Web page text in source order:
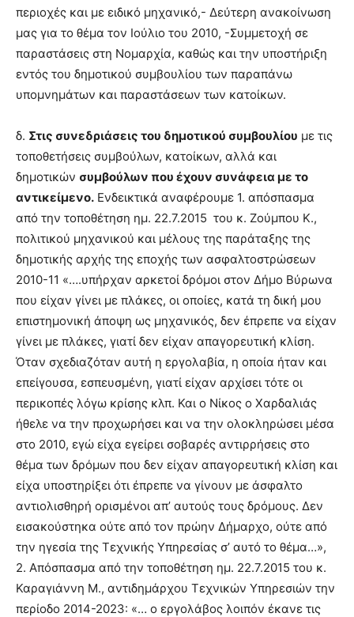
περιοχές και με ειδικό μηχανικό,- Δεύτερη ανακοίνωση
μας για το θέμα τον Ιούλιο του 2010, -Συμμετοχή σε
παραστάσεις στη Νομαρχία, καθώς και την υποστήριξη
εντός του δημοτικού συμβουλίου των παραπάνω
υπομνημάτων και παραστάσεων των κατοίκων.
δ. Στις συνεδριάσεις του δημοτικού συμβουλίου με τις
τοποθετήσεις συμβούλων, κατοίκων, αλλά και
δημοτικών συμβούλων που έχουν συνάφεια με το
αντικείμενο. Ενδεικτικά αναφέρουμε 1. απόσπασμα
από την τοποθέτηση ημ. 22.7.2015 του κ. Ζούμπου Κ.,
πολιτικού μηχανικού και μέλους της παράταξης της
δημοτικής αρχής της εποχής των ασφαλτοστρώσεων
2010-11 «….υπήρχαν αρκετοί δρόμοι στον Δήμο Βύρωνα
που είχαν γίνει με πλάκες, οι οποίες, κατά τη δική μου
επιστημονική άποψη ως μηχανικός, δεν έπρεπε να είχαν
γίνει με πλάκες, γιατί δεν είχαν απαγορευτική κλίση.
Όταν σχεδιαζόταν αυτή η εργολαβία, η οποία ήταν και
επείγουσα, εσπευσμένη, γιατί είχαν αρχίσει τότε οι
περικοπές λόγω κρίσης κλπ. Και ο Νίκος ο Χαρδαλιάς
ήθελε να την προχωρήσει και να την ολοκληρώσει μέσα
στο 2010, εγώ είχα εγείρει σοβαρές αντιρρήσεις στο
θέμα των δρόμων που δεν είχαν απαγορευτική κλίση και
είχα υποστηρίξει ότι έπρεπε να γίνουν με άσφαλτο
αντιολισθηρή ορισμένοι απ’ αυτούς τους δρόμους. Δεν
εισακούστηκα ούτε από τον πρώην Δήμαρχο, ούτε από
την ηγεσία της Τεχνικής Υπηρεσίας σ’ αυτό το θέμα…»,
2. Απόσπασμα από την τοποθέτηση ημ. 22.7.2015 του κ.
Καραγιάννη Μ., αντιδημάρχου Τεχνικών Υπηρεσιών την
περίοδο 2014-2023: «… ο εργολάβος λοιπόν έκανε τις